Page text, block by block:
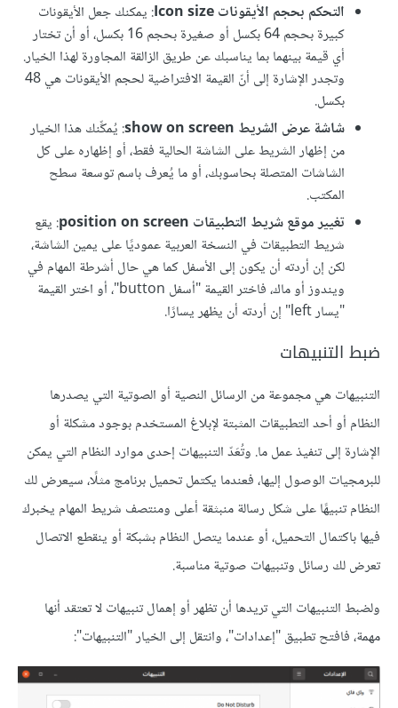
التحكم بحجم اﻷيقونات Icon size
: يمكنك جعل اﻷيقونات
كبيرة بحجم 64 بكسل أو صغيرة بحجم 16 بكسل، أو أن تختار
أي قيمة بينهما بما يناسبك عن طريق الزالقة المجاورة لهذا الخيار.
وتجدر اﻹشارة إلى أنّ القيمة الافتراضية لحجم اﻷيقونات هي 48
بكسل.
شاشة عرض الشريط show on screen
: يُمكِّنك هذا الخيار
من إظهار الشريط على الشاشة الحالية فقط، أو إظهاره على كل
الشاشات المتصلة بحاسوبك، أو ما يُعرف باسم توسعة سطح
المكتب.
تغيير موقع شريط التطبيقات position on screen
: يقع
شريط التطبيقات في النسخة العربية عموديًا على يمين الشاشة،
لكن إن أردته أن يكون إلى اﻷسفل كما هي حال أشرطة المهام في
ويندوز أو ماك، فاختر القيمة "أسفل button"، أو اختر القيمة
"يسار left" إن أردته أن يظهر يسارًا.
ضبط التنبيهات
التنبيهات هي مجموعة من الرسائل النصية أو الصوتية التي يصدرها
النظام أو أحد التطبيقات المثبتة ﻹبلاغ المستخدم بوجود مشكلة أو
اﻹشارة إلى تنفيذ عمل ما. وتُعَدّ التنبيهات إحدى موارد النظام التي يمكن
للبرمجيات الوصول إليها، فعندما يكتمل تحميل برنامج مثلًا، سيعرض لك
النظام تنبيهًا على شكل رسالة منبثقة أعلى ومنتصف شريط المهام يخبرك
فيها باكتمال التحميل، أو عندما يتصل النظام بشبكة أو ينقطع الاتصال
تعرض لك رسائل وتنبيهات صوتية مناسبة.
ولضبط التنبيهات التي تريدها أن تظهر أو إهمال تنبيهات لا تعتقد أنها
مهمة، فافتح تطبيق "إعدادات"، وانتقل إلى الخيار "التنبيهات":